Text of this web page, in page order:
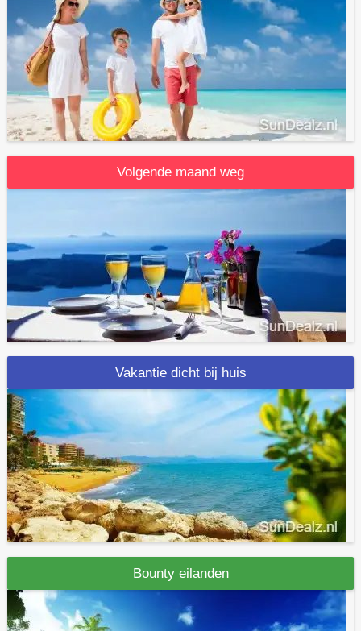
Volgende maand weg
Vakantie dicht bij huis
Bounty eilanden